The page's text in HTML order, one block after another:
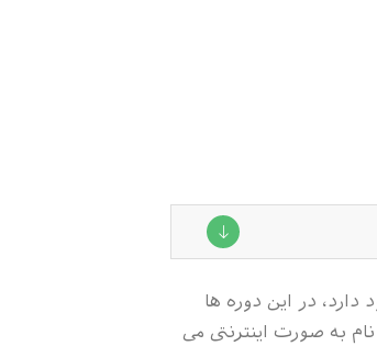
در این دوره ها
به صورت اینترنتی می